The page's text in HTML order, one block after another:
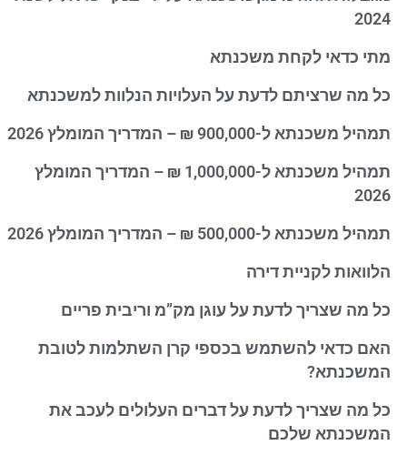
2024
מתי כדאי לקחת משכנתא
כל מה שרציתם לדעת על העלויות הנלוות למשכנתא
תמהיל משכנתא ל-900,000 ₪ – המדריך המומלץ 2026
תמהיל משכנתא ל-1,000,000 ₪ – המדריך המומלץ
2026
תמהיל משכנתא ל-500,000 ₪ – המדריך המומלץ 2026
הלוואות לקניית דירה
כל מה שצריך לדעת על עוגן מק”מ וריבית פריים
האם כדאי להשתמש בכספי קרן השתלמות לטובת
המשכנתא?
כל מה שצריך לדעת על דברים העלולים לעכב את
המשכנתא שלכם